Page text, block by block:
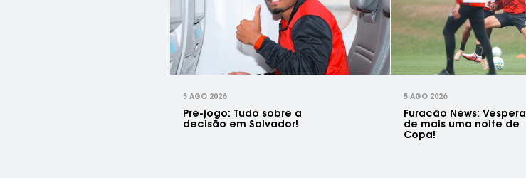
5 AGO 2026
Pré-jogo: Tudo sobre a
decisão em Salvador!
5 AGO 2026
Furacão News: Véspera
de mais uma noite de
Copa!